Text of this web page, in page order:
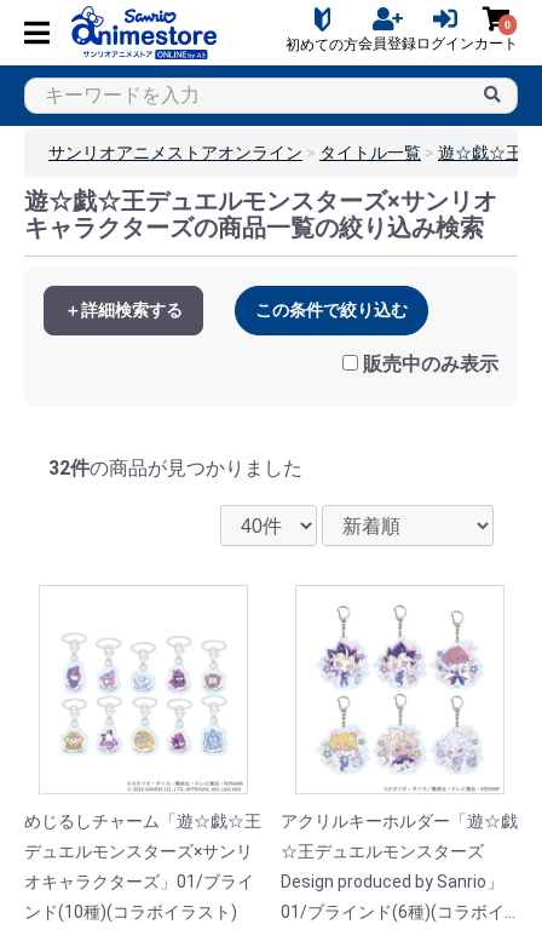
初めての方会員登録ログイン
0
カート
サンリオアニメストアオンライン タイトル一覧 遊☆戯☆王シ
遊☆戯☆王デュエルモンスターズ×サンリオ
キャラクターズの商品一覧の絞り込み検索
＋詳細検索する この条件で絞り込む
販売中のみ表示
32件の商品が見つかりました
めじるしチャーム「遊☆戯☆王
デュエルモンスターズ×サンリ
オキャラクターズ」01/ブライ
ンド(10種)(コラボイラスト)
アクリルキーホルダー「遊☆戯
☆王デュエルモンスターズ
Design produced by Sanrio」
01/ブラインド(6種)(コラボイ